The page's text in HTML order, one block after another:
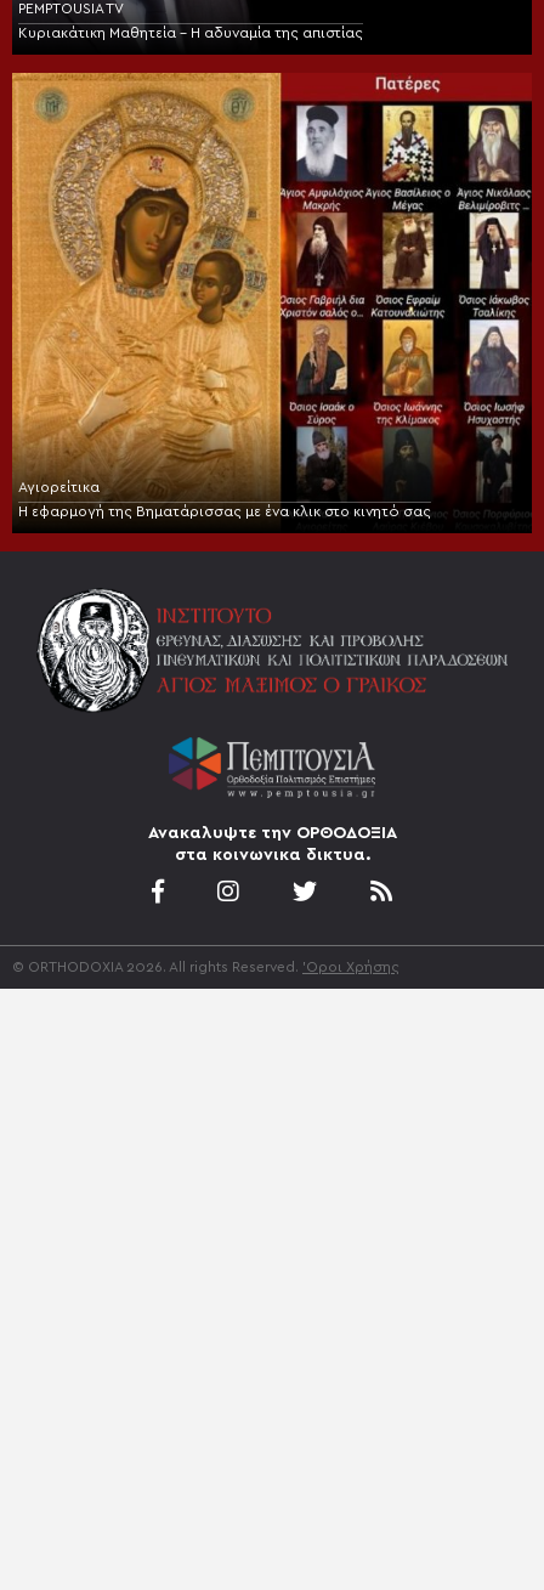
PEMPTOUSIA TV
Κυριακάτικη Μαθητεία – Η αδυναμία της απιστίας
Αγιορείτικα
Η εφαρμογή της Βηματάρισσας με ένα κλικ στο κινητό σας
Ανακαλυψτε την ΟΡΘΟΔΟΞΙΑ
στα κοινωνικα δικτυα.
© ORTHODOXIA 2026. All rights Reserved. 'Οροι Χρήσης